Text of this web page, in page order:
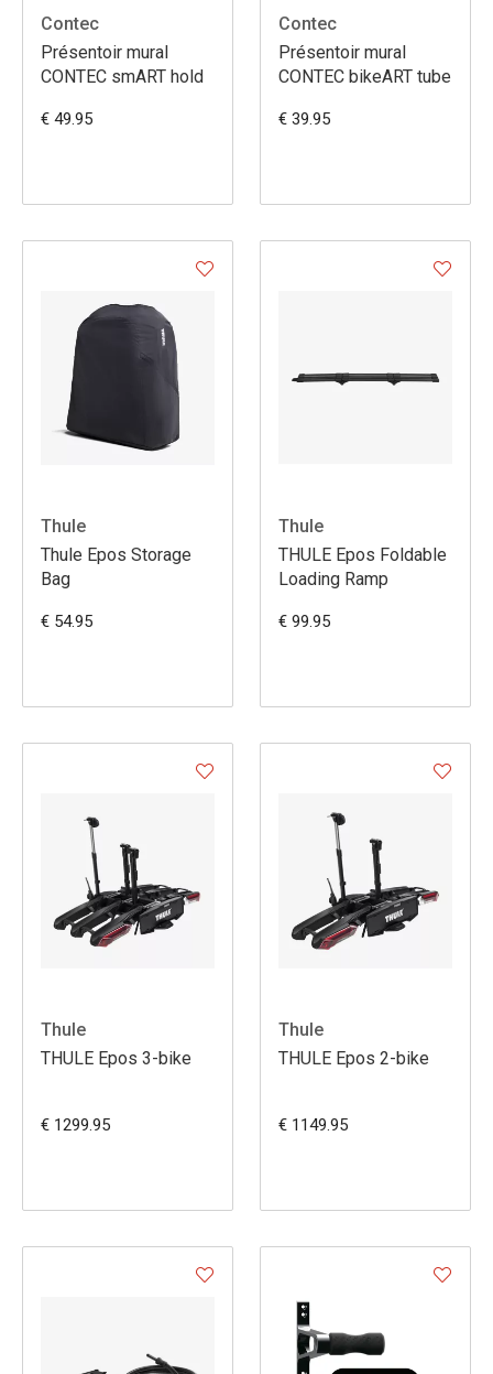
Contec
Présentoir mural
CONTEC smART hold
€ 49.95
Contec
Présentoir mural
CONTEC bikeART tube
€ 39.95
Thule
Thule Epos Storage
Bag
€ 54.95
Thule
THULE Epos Foldable
Loading Ramp
€ 99.95
Thule
THULE Epos 3-bike
€ 1299.95
Thule
THULE Epos 2-bike
€ 1149.95